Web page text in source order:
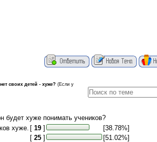
своих детей - хуже? (Если у
будет хуже понимать учеников?
хуже. [ 19]
[38.78%]
[ 25]
[51.02%]